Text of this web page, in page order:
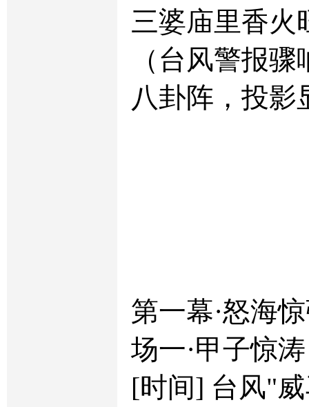
三婆庙里香火
（台风警报
八卦阵，投影
第一幕·怒海
场一·甲子惊
[时间] 台风"